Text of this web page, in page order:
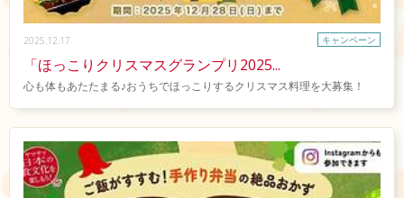
2025.12.17 キャンペーン
「ほっこりクリスマスグランプリ2025...
心も体もあたたまる♪おうちでほっこりするクリスマス料理を大募集！